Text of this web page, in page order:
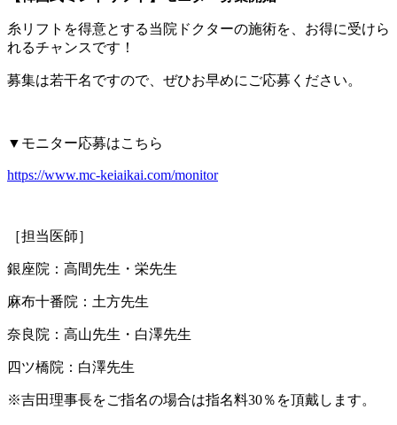
糸リフトを得意とする当院ドクターの施術を、お得に受けら
れるチャンスです！
募集は若干名ですので、ぜひお早めにご応募ください。
▼モニター応募はこちら
https://www.mc-keiaikai.com/monitor
［担当医師］
銀座院：高間先生・栄先生
麻布十番院：土方先生
奈良院：高山先生・白澤先生
四ツ橋院：白澤先生
※吉田理事長をご指名の場合は指名料30％を頂戴します。